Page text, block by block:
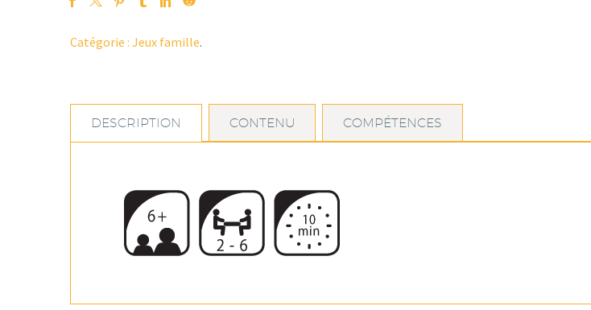
Catégorie : Jeux famille.
DESCRIPTION CONTENU COMPÉTENCES